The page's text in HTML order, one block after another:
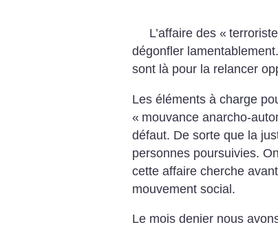
L’affaire des «
dégonfler
sont là pour la relancer
Les éléments à charge
« mouvance anarcho-
défaut. De sorte que la
personnes poursuivies.
cette affaire cherche
mouvement social.
Le mois denier nous